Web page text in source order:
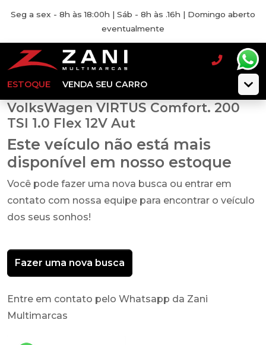
Seg a sex - 8h às 18:00h | Sáb - 8h às .16h | Domingo aberto
eventualmente
ESTOQUE VENDA SEU CARRO
VolksWagen VIRTUS Comfort. 200
TSI 1.0 Flex 12V Aut
Este veículo não está mais
disponível em nosso estoque
Você pode fazer uma nova busca ou entrar em
contato com nossa equipe para encontrar o veículo
dos seus sonhos!
Fazer uma nova busca
Entre em contato pelo Whatsapp da Zani
Multimarcas